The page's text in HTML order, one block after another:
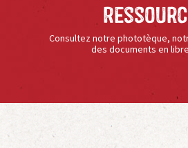
Consultez notre phototèque,
des documents en